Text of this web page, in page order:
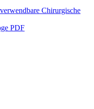
Chirurgische
PDF